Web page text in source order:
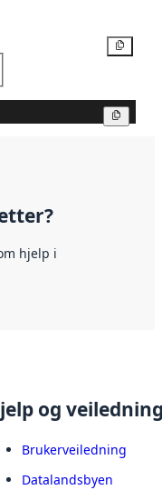
hjelp i
og
Brukerveiledning
Datalandsbyen